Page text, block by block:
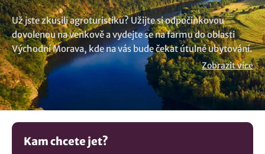
Už jste zkusili agroturistiku? Užijte si odpočinkovou
dovolenou na venkově a vydejte se na farmu do oblasti
Východní Morava, kde na vás bude čekat útulné ubytování.
Zažijte atmosféru života na statku a objevte jeho kouzlo. V
naší nabídce v lokalitě Východní Morava a širokém okolí se
můžete ubytovat na farmě. A co většínou nabízí ubytování
na rodinné farmě? Vychutnáte si klid, užijete si procházky
mezi poli a loukami nebo projížďky na kole. Některé statky
také nabízí ochutnávku čerstvých domácích výrobků,
které lze následně zakoupit. Vydejte se na dovolenou na
Zobrazit více
Kam chcete jet?